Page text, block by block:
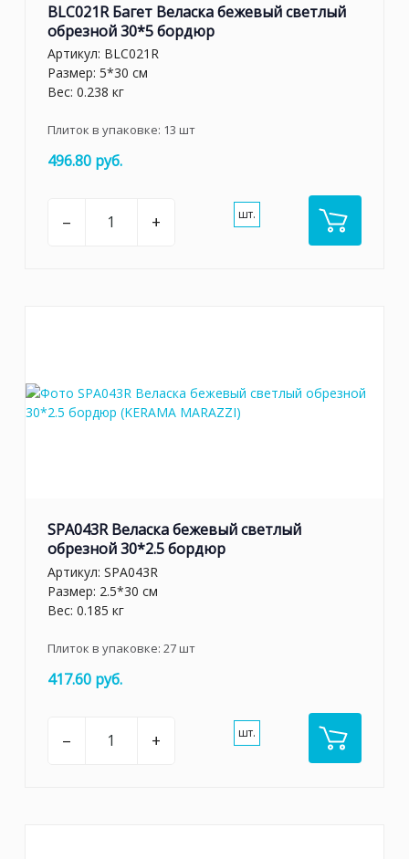
BLC021R Багет Веласка бежевый светлый
обрезной 30*5 бордюр
Артикул: BLC021R
Размер: 5*30 см
Вес: 0.238 кг
Плиток в упаковке: 13 шт
496.80 руб.
– + шт.
SPA043R Веласка бежевый светлый
обрезной 30*2.5 бордюр
Артикул: SPA043R
Размер: 2.5*30 см
Вес: 0.185 кг
Плиток в упаковке: 27шт
417.60 руб.
– + шт.